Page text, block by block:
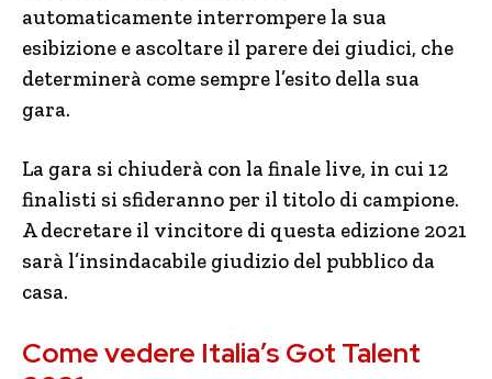
automaticamente interrompere la sua
esibizione e ascoltare il parere dei giudici, che
determinerà come sempre l’esito della sua
gara.
La gara si chiuderà con la finale live, in cui 12
finalisti si sfideranno per il titolo di campione.
A decretare il vincitore di questa edizione 2021
sarà l’insindacabile giudizio del pubblico da
casa.
Come vedere Italia’s Got Talent